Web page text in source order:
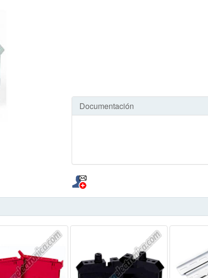
Documentación